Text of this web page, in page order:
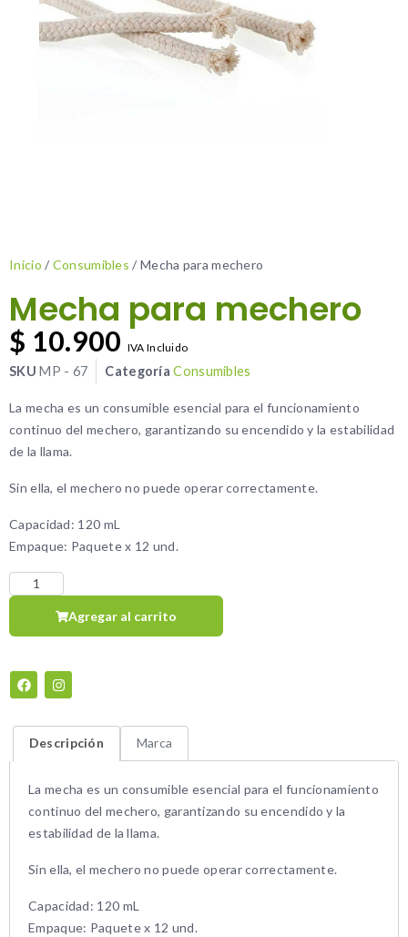
Inicio / Consumibles / Mecha para mechero
Mecha para mechero
$ 10.900 IVA Incluido
SKUMP - 67 Categoría Consumibles
La mecha es un consumible esencial para el funcionamiento
continuo del mechero, garantizando su encendido y la estabilidad
de la llama.
Sin ella, el mechero no puede operar correctamente.
Capacidad: 120 mL
Empaque: Paquete x 12 und.
Agregar al carrito
Descripción Marca
La mecha es un consumible esencial para el funcionamiento
continuo del mechero, garantizando su encendido y la
estabilidad de la llama.
Sin ella, el mechero no puede operar correctamente.
Capacidad: 120 mL
Empaque: Paquete x 12 und.